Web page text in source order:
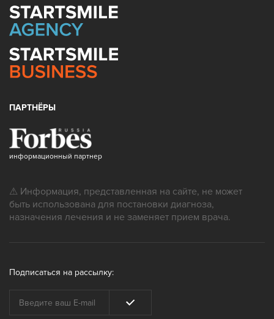
ПАРТНЁРЫ
информационный партнер
⚠ Информация, представленная на сайте, не может
быть использована для постановки диагноза,
назначения лечения и не заменяет прием врача.
Подписаться на рассылку: